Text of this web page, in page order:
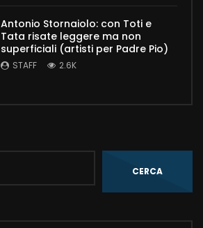
Antonio Stornaiolo: con Toti e
Tata risate leggere ma non
superficiali (artisti per Padre Pio)
STAFF 2.6K
CERCA